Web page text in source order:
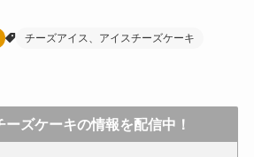
チーズアイス、アイスチーズケーキ
ズケーキの情報を配信中！